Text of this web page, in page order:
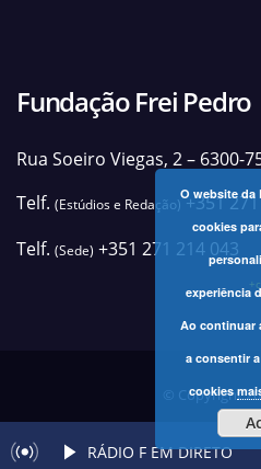
Fundação Frei Pedro
Rua Soeiro Viegas, 2 – 6300-
Telf. (Estúdios e Redação)+351
Telf. (Sede) +351 271 214 043
© Copyright
O website da
cookies
experiência
Ao continuar
a consentir
cookies
RÁDIO F EM DIRETO